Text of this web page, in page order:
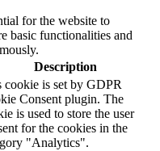
for the website to
basic functionalities and
Description
cookie is set by GDPR
Consent plugin. The
is used to store the user
for the cookies in the
"Analytics".